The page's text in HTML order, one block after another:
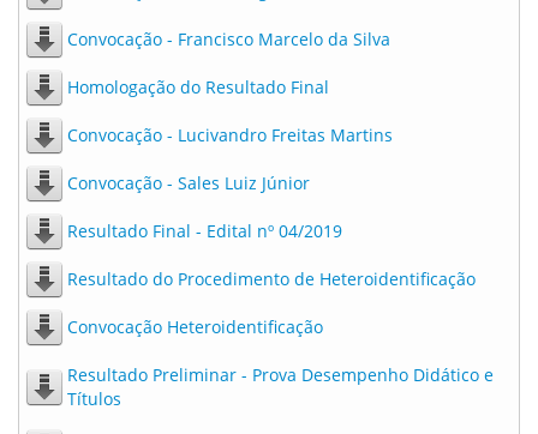
Convocação - Francisco Marcelo da Silva
Homologação do Resultado Final
Convocação - Lucivandro Freitas Martins
Convocação - Sales Luiz Júnior
Resultado Final - Edital nº 04/2019
Resultado do Procedimento de Heteroidentificação
Convocação Heteroidentificação
Resultado Preliminar - Prova Desempenho Didático e
Títulos